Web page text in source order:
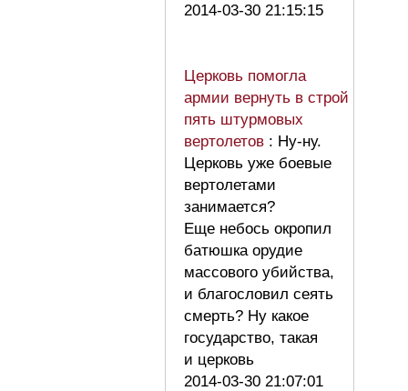
2014-03-30 21:15:15
Церковь помогла
армии вернуть в строй
пять штурмовых
вертолетов : Ну-ну.
Церковь уже боевые
вертолетами
занимается?
Еще небось окропил
батюшка орудие
массового убийства,
и благословил сеять
смерть? Ну какое
государство, такая
и церковь
2014-03-30 21:07:01